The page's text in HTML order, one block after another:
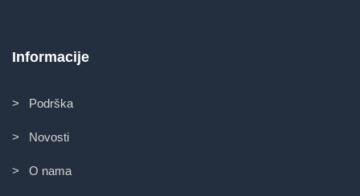
Informacije
> Podrška
> Novosti
> O nama